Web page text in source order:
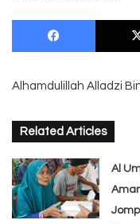
Facebook
Alhamdulillah Alladzi
Related Articles
Al